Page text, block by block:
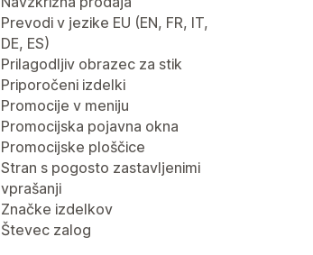
Prevodi v jezike EU (EN, FR, IT,
DE, ES)
Prilagodljiv obrazec za stik
Priporočeni izdelki
Promocije v meniju
Promocijska pojavna okna
Promocijske ploščice
Stran s pogosto zastavljenimi
vprašanji
Značke izdelkov
Števec zalog